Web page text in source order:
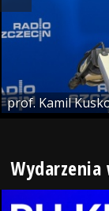
prof. Kamil